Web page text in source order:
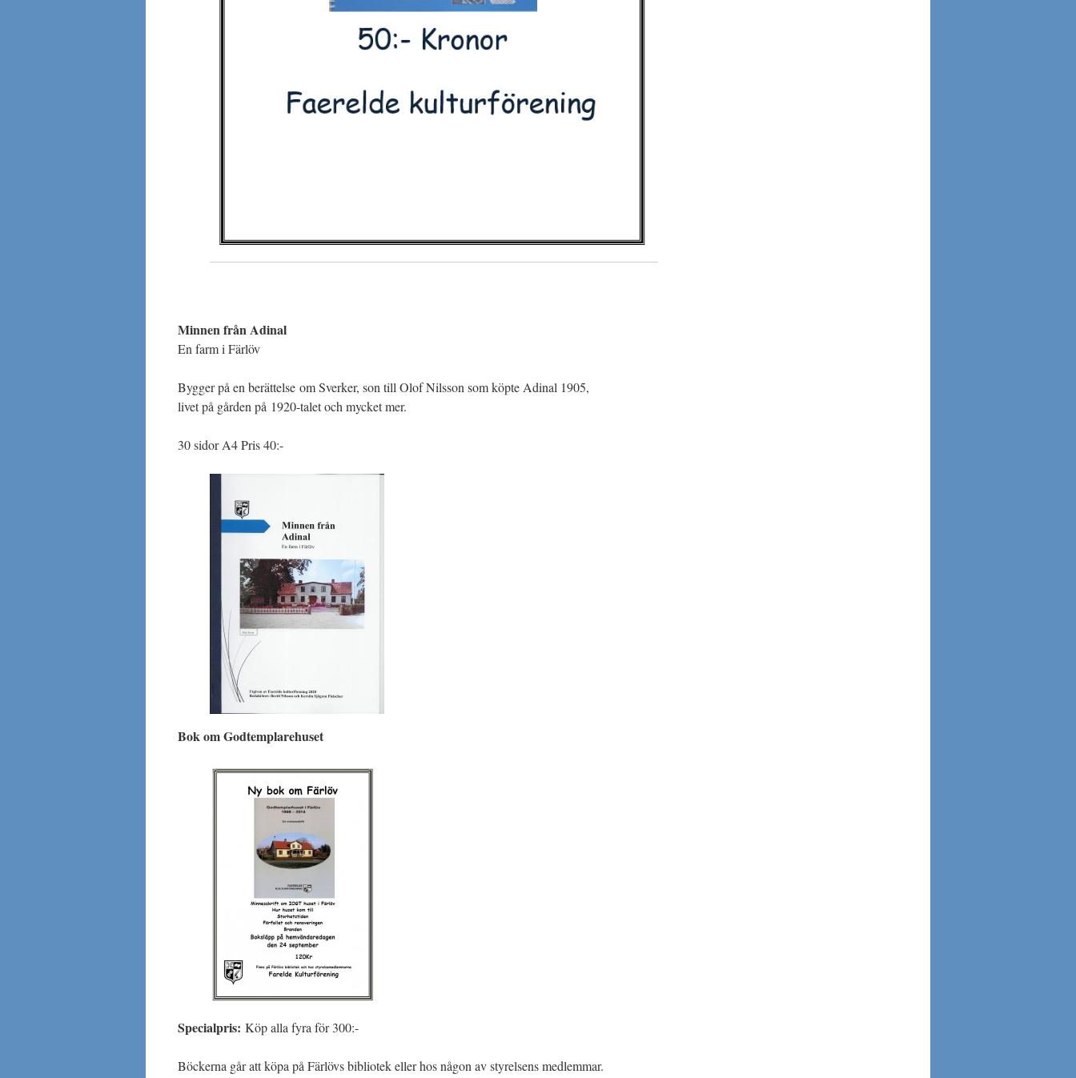
Minnen från Adinal
En farm i Färlöv
Bygger på en berättelse om Sverker, son till Olof Nilsson som köpte Adinal 1905,
livet på gården på 1920-talet och mycket mer.
30 sidor A4 Pris 40:-
Bok om Godtemplarehuset
Specialpris: Köp alla fyra för 300:-
Böckerna går att köpa på Färlövs bibliotek eller hos någon av styrelsens medlemmar.